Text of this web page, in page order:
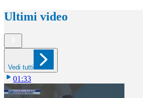
Ultimi video
Vedi tutti
01:33